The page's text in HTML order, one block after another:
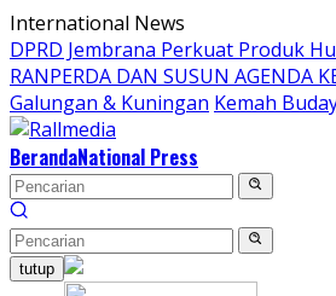
Langsung
ke
konten
International News
DPRD Jembrana Perkuat Produk
RANPERDA DAN SUSUN AGENDA
Galungan & Kuningan Kemah
BerandaNational Press
tutup